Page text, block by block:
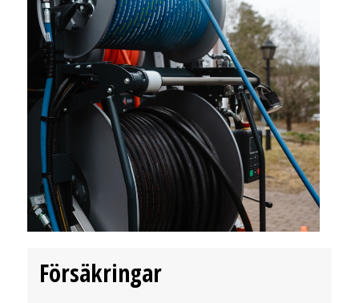
Försäkringar